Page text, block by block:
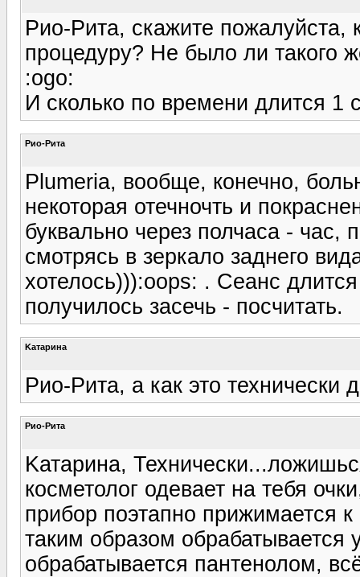
Рио-Рита, скажите пожалуйста,
процедуру? Не было ли такого
:ogo:
И сколько по времени длится 1
Рио-Рита
Plumeria, вообще, конечно,
некоторая отечночть и
буквально через полчаса -
смотрясь в зеркало заднего
хотелось))):oops: . Сеанс
получилось засечь - посчитать.
Kатарина
Рио-Рита, а как это технически
Рио-Рита
Kатарина,
косметолог одевает на тебя
прибор поэтапно прижимается
таким образом обрабатывается
обрабатывается пантенолом,